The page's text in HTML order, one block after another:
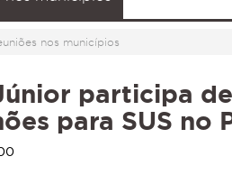
nos municípios
participa
para SUS no